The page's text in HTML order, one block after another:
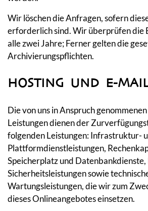
Wir löschen die Anfragen, sofern
erforderlich sind. Wir überprüfen die
alle zwei Jahre; Ferner gelten die
Archivierungspflichten.
HOSTING UND E-
Die von uns in Anspruch
Leistungen dienen der
folgenden Leistungen: Infrastruktur-
Plattformdienstleistungen,
Speicherplatz und
Sicherheitsleistungen sowie
Wartungsleistungen, die wir zum
dieses Onlineangebotes einsetzen.